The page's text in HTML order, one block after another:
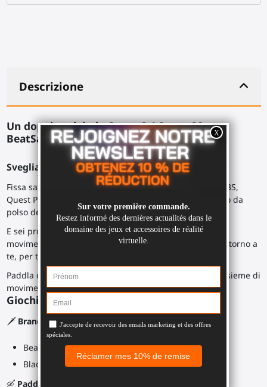
Descrizione
Un doppio sciabola Quest 3 / Quest 3S per
BeatSaber o Giochi Kayak VR.
Sveglia il tuo guerriero interiore.
Fissa saldamente i tuoi controller Meta Quest 3, Quest 3S,
Quest Pro all'interno dei supporti fissati, con il cinturino da
polso dei controller intorno all'armatura del ProSaber.
E sei pronto a liberare il tuo stile in un'esplosione di
movimento, facendo roteare il ProSaber tra le mani o intorno a
te, per tagliare i cubi.
Paddla come un matto nel tuo kayak virtuale, con un insieme di
movimenti realistici senza farti male alle spalle.
Giochi consigliati:
🗡️ Brandisci la tua doppia lama ProSaber in :
Beat Saber
Blade and Sorcery
🛶 Paddla come un campione in